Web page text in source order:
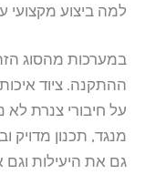
למה ביצוע
במערכות מהסוג
ההתקנה. ציוד
על חיבורי צנרת לא
מנגד, תכנון מדויק
גם את היעילות